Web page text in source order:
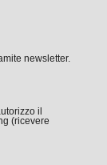
newsletter.
il
(ricevere